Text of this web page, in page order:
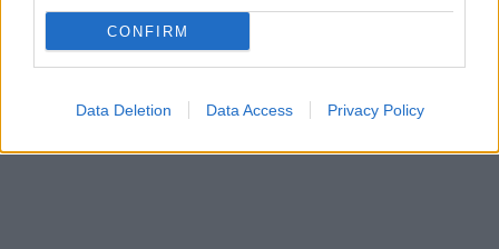
CONFIRM
Data Deletion Data Access Privacy Policy